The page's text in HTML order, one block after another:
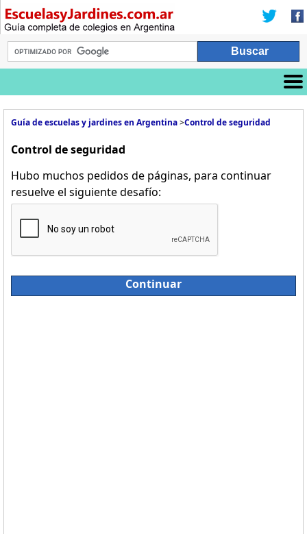
Guía de escuelas y jardines en Argentina>Control de seguridad
Control de seguridad
Hubo muchos pedidos de páginas, para continuar
resuelve el siguiente desafío:
Continuar